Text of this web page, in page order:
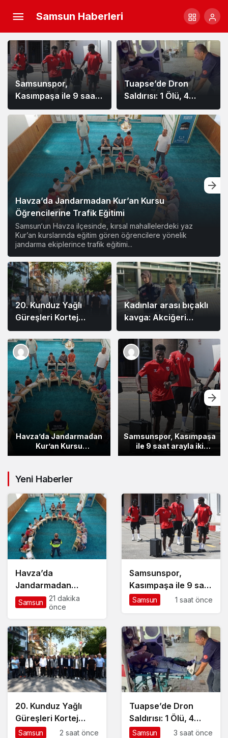
Samsun Haberleri
Havza’da Jandarmadan Kur’an Kursu
Öğrencilerine Trafik Eğitimi
Samsun‘un Havza ilçesinde, kırsal mahallelerdeki yaz
Kur’an kurslarında eğitim gören öğrencilere yönelik
jandarma ekiplerince trafik eğitimi...
Samsunspor,
Kasımpaşa ile 9 saat
arayla iki hazırlık maçı
için İstanbul’da
20. Kunduz Yağlı
Güreşleri Kortej
Yürüyüşüyle Başladı
Tuapse’de Dron
Saldırısı: 1 Ölü, 4
Yaralı
Kadınlar arası bıçaklı
kavga: Akciğeri
söndü, tutuklandı
Samsunspor, Kasımpaşa
ile 9 saat arayla iki
hazırlık maçı için
20. Kunduz Yağlı
Güreşleri Kortej
Yürüyüşüyle Başladı
Yeni Haberler
Havza’da
Jandarmadan
Kur’an Kursu
Öğrencilerine Trafik
Samsun
21 dakika
önce
Samsunspor,
Kasımpaşa ile 9 saat
arayla iki hazırlık
Samsun 1 saat önce
20. Kunduz Yağlı
Güreşleri Kortej
Yürüyüşüyle Başladı
Samsun 2 saat önce
Tuapse’de Dron
Saldırısı: 1 Ölü, 4
Yaralı
Samsun 3 saat önce